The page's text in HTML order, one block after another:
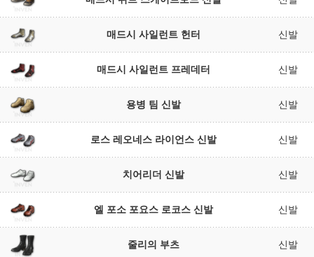
매드시 사일런트 헌터 신발
매드시 사일런트 프레데터 신발
용병 팀 신발 신발
로스 레오네스 라이언스 신발 신발
치어리더 신발 신발
엘 포소 포요스 로코스 신발 신발
줄리의 부츠 신발